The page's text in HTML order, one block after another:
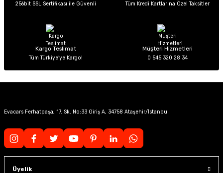
Ürün fiyatı diğer sitelerden daha pahalı.
256bit SSL Sertifikası ile Güvenli Tüm Kredi Kartlarına Özel Taksitler
Kargo Teslimat
Tüm Türkiye’ye Kargo!
Müşteri Hizmetleri
0 545 320 28 34
Evacars Ferhatpaşa, 17. Sk. No:33 Giriş A, 34758 Ataşehir/İstanbul
Üyelik